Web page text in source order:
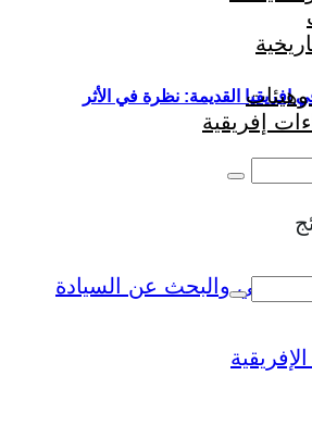
إفريقيا القديمة: نظرة في الأثر
إفريقية